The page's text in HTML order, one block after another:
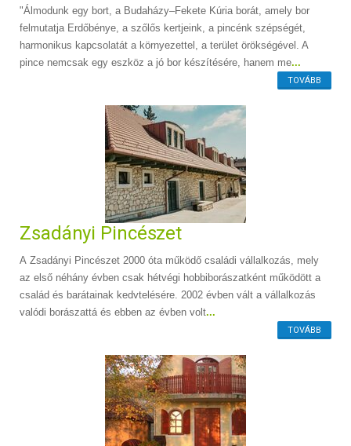
"Álmodunk egy bort, a Budaházy–Fekete Kúria borát, amely bor
felmutatja Erdőbénye, a szőlős kertjeink, a pincénk szépségét,
harmonikus kapcsolatát a környezettel, a terület örökségével. A
pince nemcsak egy eszköz a jó bor készítésére, hanem me...
TOVÁBB
Zsadányi Pincészet
A Zsadányi Pincészet 2000 óta működő családi vállalkozás, mely
az első néhány évben csak hétvégi hobbiborászatként működött a
család és barátainak kedvtelésére. 2002 évben vált a vállalkozás
valódi borászattá és ebben az évben volt...
TOVÁBB